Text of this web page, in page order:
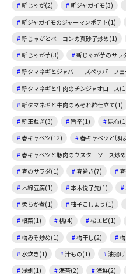
新じゃが(2)
新ジャガイモ(3)
新ジャガイモのジャーマンポテト(1)
新じゃがとベーコンの真砂子炒め(1)
新じゃが芋(3)
新じゃが芋のサラ
新タマネギとジャパニーズペッパーフ
新タマネギと牛肉のチンジャオロース
新タマネギと牛肉のみぞれ酢仕立て(1)
新玉ねぎ(3)
旨辛(1) 昆布
春キャベツ(12)
春キャベツと豚
春キャベツと豚肉のウスターソース炒
春のサラダ(1)
春巻き(7)
木綿豆腐(1)
本木悦子先(1)
柔らか煮(1)
柚子こしょう(1)
根菜(1)
桃(4) 桜エビ(1)
梅みそ炒め(1)
梅干し(2)
水炊き(1)
汁もの(1) 油揚
浅蜊(1)
海苔(2) 海鮮(2)